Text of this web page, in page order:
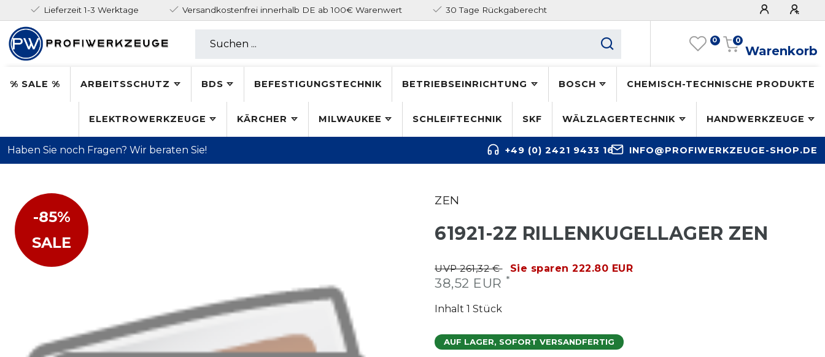
Lieferzeit 1-3 Werktage Versandkostenfrei innerhalb DE ab 100€ Warenwert 30 Tage Rückgaberecht
0
Warenkorb
0
% SALE % ARBEITSSCHUTZ BDS BEFESTIGUNGSTECHNIK BETRIEBSEINRICHTUNG BOSCH CHEMISCH-TECHNISCHE PRODUKTE
ELEKTROWERKZEUGE KÄRCHER MILWAUKEE SCHLEIFTECHNIK SKF WÄLZLAGERTECHNIK HANDWERKZEUGE
Haben Sie noch Fragen? Wir beraten Sie! +49 (0) 2421 9433 16 INFO@PROFIWERKZEUGE-SHOP.DE
-85%
SALE
ZEN
61921-2Z RILLENKUGELLAGER ZEN
UVP 261,32 € Sie sparen 222.80 EUR
38,52 EUR *
Inhalt 1 Stück
AUF LAGER, SOFORT VERSANDFERTIG